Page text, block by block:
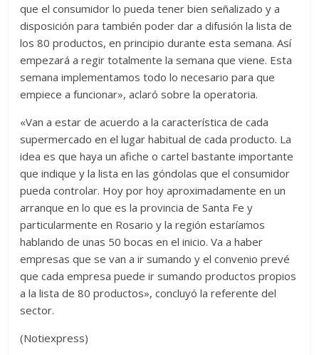
que el consumidor lo pueda tener bien señalizado y a
disposición para también poder dar a difusión la lista de
los 80 productos, en principio durante esta semana. Así
empezará a regir totalmente la semana que viene. Esta
semana implementamos todo lo necesario para que
empiece a funcionar», aclaró sobre la operatoria.
«Van a estar de acuerdo a la característica de cada
supermercado en el lugar habitual de cada producto. La
idea es que haya un afiche o cartel bastante importante
que indique y la lista en las góndolas que el consumidor
pueda controlar. Hoy por hoy aproximadamente en un
arranque en lo que es la provincia de Santa Fe y
particularmente en Rosario y la región estaríamos
hablando de unas 50 bocas en el inicio. Va a haber
empresas que se van a ir sumando y el convenio prevé
que cada empresa puede ir sumando productos propios
a la lista de 80 productos», concluyó la referente del
sector.
(Notiexpress)